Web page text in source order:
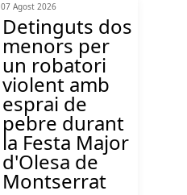
07 Agost 2026
Detinguts dos
menors per
un robatori
violent amb
esprai de
pebre durant
la Festa Major
d'Olesa de
Montserrat